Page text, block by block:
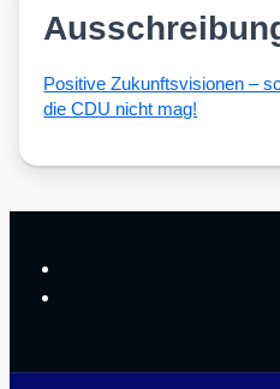
Posi­ti­ve Zukunfts­vi­sio­nen –
die CDU nicht mag!